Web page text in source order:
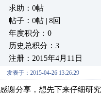
求助：0帖
帖子：0帖 | 8回
年度积分：0
历史总积分：3
注册：2015年4月11日
发表于：2015-04-26 13:26:29
感谢分享，想先下来仔细研究